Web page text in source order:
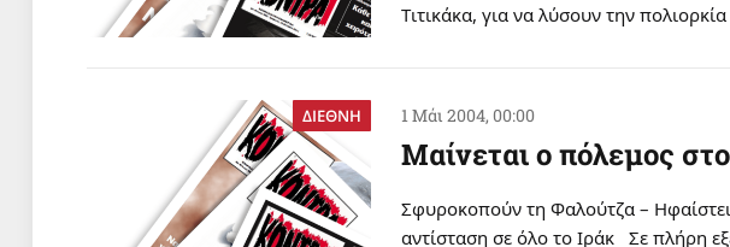
Tιτικάκα, για να λύσουν την
ΔΙΕΘΝΗ 1 Μάι 2004, 00:00
Mαίνεται ο πόλεμος
Σφυροκοπούν τη Φαλούτζα –
αντίσταση σε όλο το Iράκ Σε πλήρη